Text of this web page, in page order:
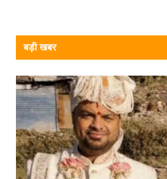
बड़ी खबर